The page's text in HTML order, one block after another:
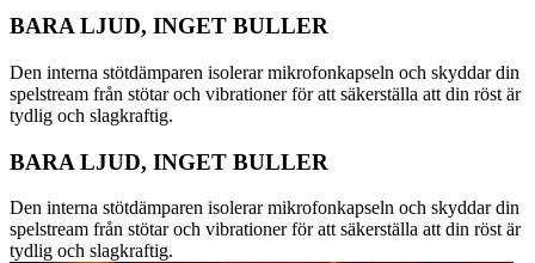
BARA LJUD, INGET BULLER
Den interna stötdämparen isolerar mikrofonkapseln och skyddar din
spelstream från stötar och vibrationer för att säkerställa att din röst är
tydlig och slagkraftig.
BARA LJUD, INGET BULLER
Den interna stötdämparen isolerar mikrofonkapseln och skyddar din
spelstream från stötar och vibrationer för att säkerställa att din röst är
tydlig och slagkraftig.